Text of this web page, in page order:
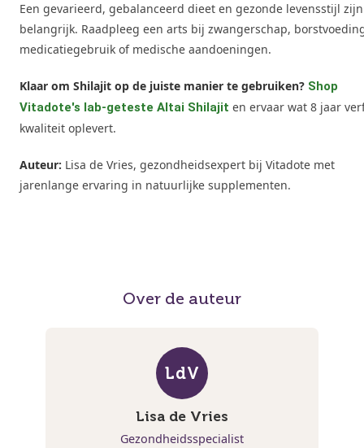
Een gevarieerd, gebalanceerd dieet en gezonde levensstijl zijn
belangrijk. Raadpleeg een arts bij zwangerschap,
medicatiegebruik of medische aandoeningen.
Klaar om Shilajit op de juiste manier te gebruiken? Shop
Vitadote's lab-geteste Altai Shilajit en ervaar wat 8 jaar
kwaliteit oplevert.
Auteur: Lisa de Vries, gezondheidsexpert bij Vitadote met
jarenlange ervaring in natuurlijke supplementen.
Over de auteur
LdV
Lisa de Vries
Gezondheidsspecialist